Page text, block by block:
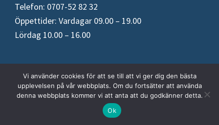
Telefon: 0707-52 82 32
Öppettider: Vardagar 09.00 – 19.00
Lördag 10.00 – 16.00
Fototjänster
Barnfotografering Borås
Vi använder cookies för att se till att vi ger dig den bästa
upplevelsen på vår webbplats. Om du fortsätter att använda
denna webbplats kommer vi att anta att du godkänner detta.
Ok